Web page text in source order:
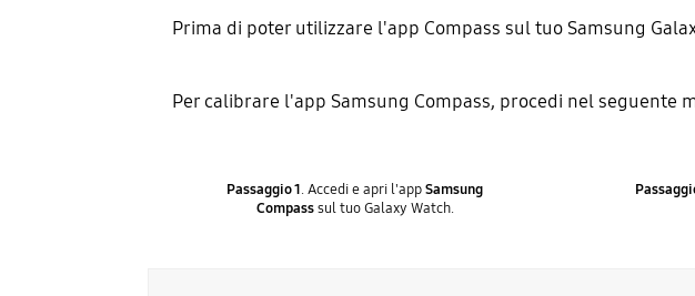
Prima di poter utilizzare l'app Compass sul tuo Samsung
Per calibrare l'app Samsung Compass, procedi nel seguente
Passaggio 1. Accedi e apri l'appSamsung
Compasssul tuo Galaxy Watch.